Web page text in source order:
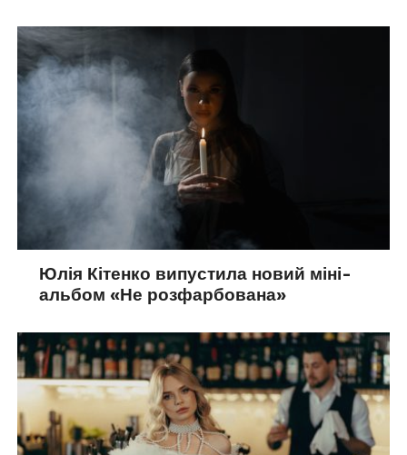
Юлія Кітенко випустила новий міні-
альбом «Не розфарбована»